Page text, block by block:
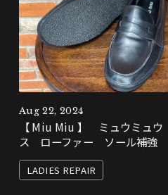
Aug 22, 2024
【 Miu Miu 】 ミュウミュ
ス ローファー ソール補強
LADIES REPAIR